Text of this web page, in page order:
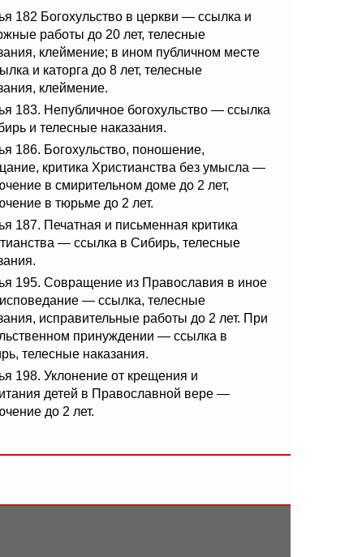
182 Богохульство в церкви — ссылка и
работы до 20 лет, телесные
клеймение; в ином публичном месте
и каторга до 8 лет, телесные
клеймение.
183. Непубличное богохульство — ссылка
и телесные наказания.
186. Богохульство, поношение,
критика Христианства без умысла —
в смирительном доме до 2 лет,
в тюрьме до 2 лет.
187. Печатная и письменная критика
— ссылка в Сибирь, телесные
195. Совращение из Православия в иное
— ссылка, телесные
исправительные работы до 2 лет. При
принуждении — ссылка в
телесные наказания.
198. Уклонение от крещения и
детей в Православной вере —
до 2 лет.